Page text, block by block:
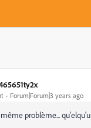
Forum|Forum|3 years ago
problème...